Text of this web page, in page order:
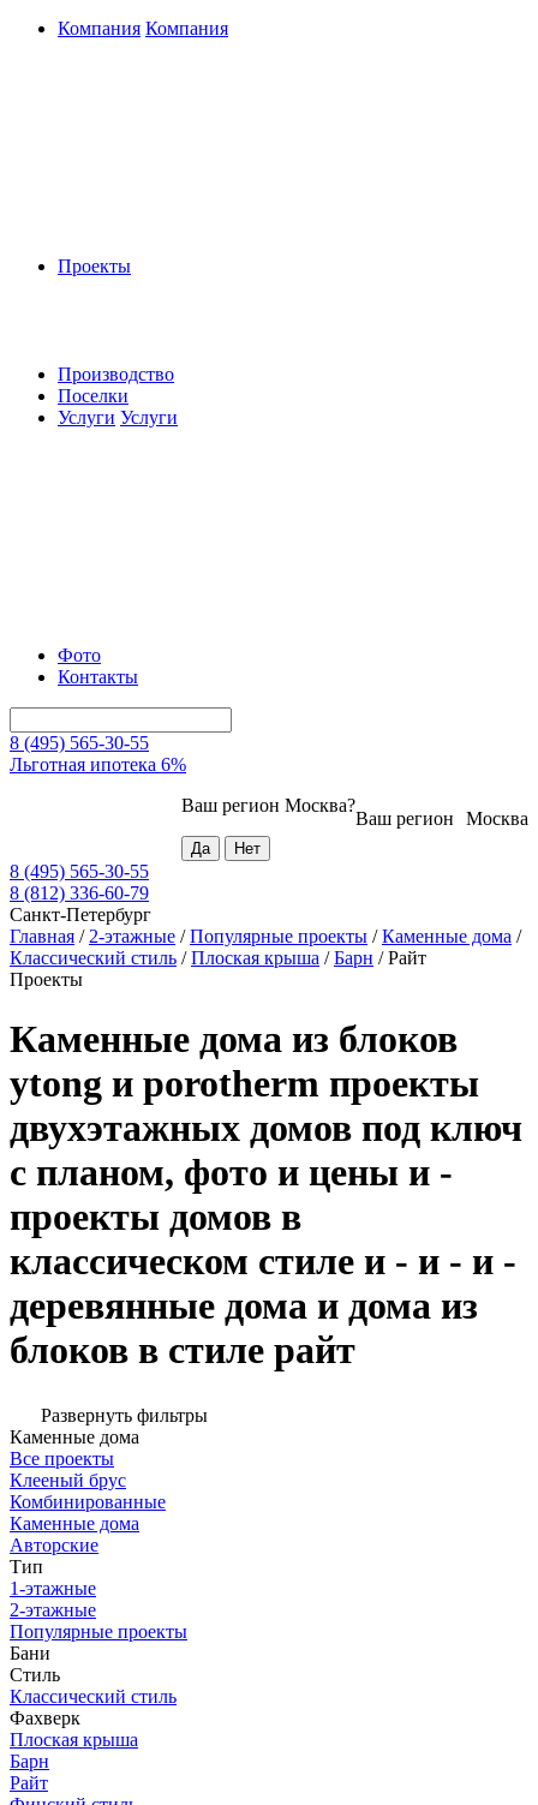
Компания Компания
Проекты
Производство
Поселки
Услуги Услуги
Фото
Контакты
8 (495) 565-30-55
Льготная ипотека 6%
Москва
Ваш регион
Ваш регион Москва?
8 (495) 565-30-55
8 (812) 336-60-79
Санкт-Петербург
Главная / 2-этажные /Популярные проекты /Каменные дома /
Классический стиль /Плоская крыша /Барн /Райт
Проекты
Каменные дома из блоков
ytong и porotherm проекты
двухэтажных домов под ключ
с планом, фото и цены и -
проекты домов в
классическом стиле и - и - и -
деревянные дома и дома из
блоков в стиле райт
Развернуть фильтры
Каменные дома
Все проекты
Клееный брус
Комбинированные
Каменные дома
Авторские
Тип
1-этажные
2-этажные
Популярные проекты
Бани
Стиль
Классический стиль
Фахверк
Плоская крыша
Барн
Райт